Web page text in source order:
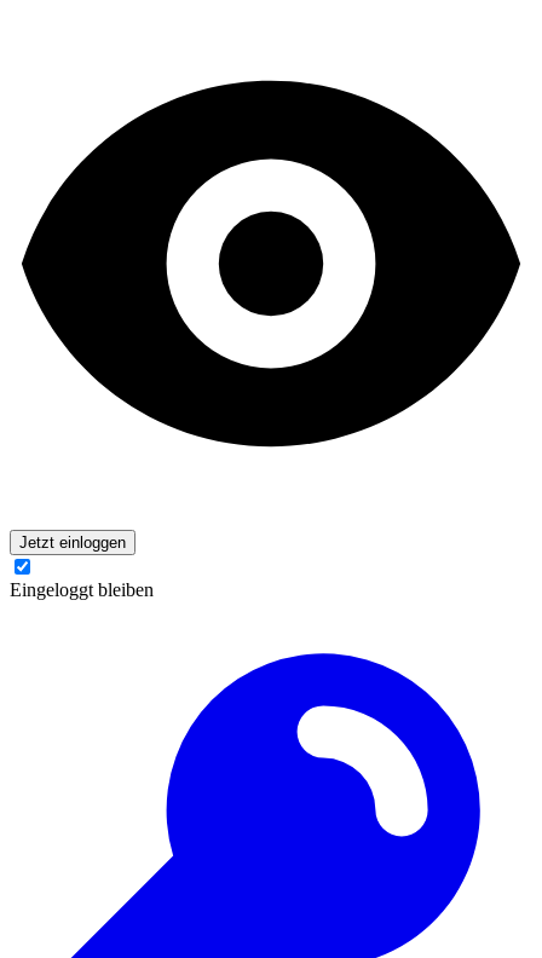
Jetzt einloggen
Eingeloggt bleiben